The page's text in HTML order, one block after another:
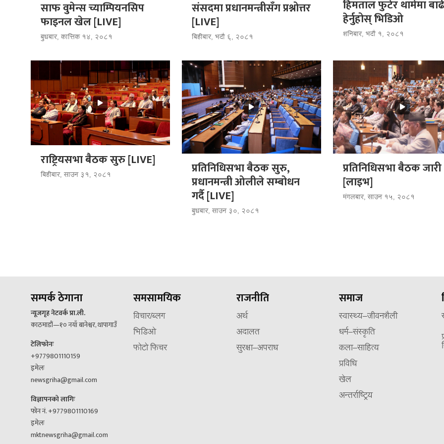
साफ वुमेन्स च्याम्पियनसिप
फाइनल खेल [LIVE]
बुधबार, कात्तिक १४, २०८१
संसदमा प्रधानमन्त्रीसँग प्रश्नोत्तर
[LIVE]
बिहीबार, भदौ ६, २०८१
हिमताल फुटेर थामेमा
हेर्नुहोस् भिडि‌‌ओ
शनिबार, भदौ १, २०८१
राष्ट्रियसभा बैठक सुरु [LIVE]
बिहीबार, साउन ३१, २०८१ प्रतिनिधिसभा बैठक सुरु,
प्रधानमन्त्री ओलीले सम्बोधन
गर्दै [LIVE]
बुधबार, साउन ३०, २०८१
प्रतिनिधिसभा बैठक जारी
[लाइभ]
मंगलबार, साउन १५, २०८१
सम्पर्क ठेगाना
न्यूजगृह नेटवर्क प्रा.ली.
काठमाडौं—१० नयाँ बानेश्वर, थापागाउँ
टेलिफोनः
+9779801110159
इमेलः
newsgriha@gmail.com
विज्ञापनको लागिः
फोन नं. +9779801110169
इमेलः
mktnewsgriha@gmail.com
समसामयिक
विचार/ब्लग
भिडिओ
फोटो फिचर
राजनीति
अर्थ
अदालत
सुरक्षा–अपराध
समाज
स्वास्थ्य–जीवनशैली
धर्म–संस्कृति
कला–साहित्य
प्रविधि
खेल
अन्तर्राष्ट्रिय